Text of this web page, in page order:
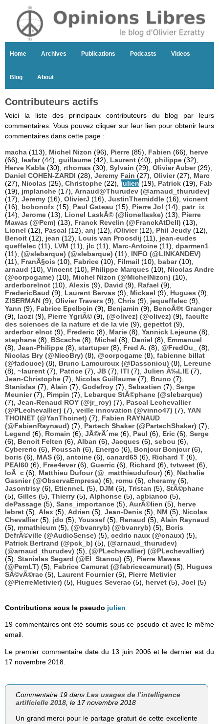
Home Archives Publications Podcasts Videos
Blog About
Contributeurs actifs
Voici la liste des principaux contributeurs du blog par leurs
commentaires. Vous pouvez cliquer sur leur lien pour obtenir leurs
commentaires dans cette page :
macha (113), Michel Nizon (96), Pierre (85), Fabien (66), herve
(66), leafar(44), guillaume (42), Laurent (40), philippe (32),
Herve Kabla (30), rthomas (30), Sylvain (29), Olivier Auber(29),
Daniel COHEN-ZARDI (28), Jeremy Fain (27), Olivier(27), Marc
(27), Nicolas (25), Christophe (22), julien (19), Patrick (19), Fab
(19), jmplanche (17), Arnaud@Thurudev (@arnaud_thurudev)
(17), Jeremy (16), OlivierJ (16), JustinThemiddle (16), vicnent
(16), bobonofx (15), Paul Gateau (15), Pierre Jol (14), patr_ix
(14), Jerome (13), Lionel LaskÃ© (@lionellaske) (13), Pierre
Mawas (@Pem) (13), Franck Revelin (@FranckAtDell) (13),
Lionel (12), Pascal (12), anj (12), /Olivier(12), Phil Jeudy (12),
Benoit (12), jean (12), Louis van Proosdij (11), jean-eudes
queffelec (11), LVM (11), jlc (11), Marc-Antoine (11), dparmen1
(11), (@slebarque) (@slebarque) (11), INFO (@LINKANDEV)
(11), FranÃ§ois (10), Fabrice (10), Filmail (10), babar(10),
arnaud (10), Vincent (10), Philippe Marques (10), Nicolas Andre
(@corpogame) (10), Michel Nizon (@MichelNizon) (10),
arderborelnot (10), Alexis (9), David (9), Rafael (9),
FredericBaud (9), Laurent Bervas (9), Mickael (9), Hugues (9),
ZISERMAN (9), Olivier Travers (9), Chris (9), jequeffelec (9),
Yann (9), Fabrice Epelboin (9), Benjamin (9), BenoÃ®t Granger
(9), laozi (9), Pierre YgriÃ© (9), (@olivez) (@olivez) (9), faculte
des sciences de la nature et de la vie (9), gepettot (9),
arderbor elnot (9), Frederic (8), Marie (8), Yannick Lejeune (8),
stephane (8), BScache (8), Michel (8), Daniel (8), Emmanuel
(8), Jean-Philippe (8), startuper(8), Fred A. (8), @FredOu_
(8),
Nicolas Bry (@NicoBry) (8), @corpogame (8), fabienne billat
(@fadouce) (8), Bruno Lamouroux (@Dassoniou) (8), Lereune
(8), ~laurent (7), Patrice (7), JB (7), ITI (7), Julien Ã‰LIE (7),
Jean-Christophe (7), Nicolas Guillaume (7), Bruno (7),
Stanislas (7), Alain (7), Godefroy (7), Sebastien (7), Serge
Meunier(7), Pimpin (7), Lebarque StÃ©phane (@slebarque)
(7), Jean-Renaud ROY (@jr_roy) (7), Pascal Lechevallier
(@PLechevallier) (7), veille innovation (@vinno47) (7), YAN
THOINET (@YanThoinet) (7), Fabien RAYNAUD
(@FabienRaynaud) (7), Partech Shaker (@PartechShaker) (7),
Legend (6), Romain (6), JÃ©rÃ´me (6), Paul (6), Eric (6), Serge
(6), Benoit Felten (6), Alban (6), Jacques (6), sebou (6),
Cybereric (6), Poussah (6), Energo (6), Bonjour Bonjour(6),
boris (6), MAS (6), antoine (6), canard65 (6), Richard T (6),
PEAI60 (6), Free4ever(6), Guerric (6), Richard (6), tvtweet (6),
loÃ¯c (6), Matthieu Dufour (@_matthieudufour) (6), Nathalie
Gasnier (@ObservaEmpresa) (6), romu (6), cheramy (6),
Jasontrisy (6), EtienneL (5), DJM (5), Tristan (5), StÃ©phane
(5), Gilles (5), Thierry (5), Alphonse (5), apbianco (5),
dePassage (5), Sans_importance (5), AurÃ©lien (5), herve
lebret (5), Alex (5), Adrien (5), Jean-Denis (5), NM (5), Nicolas
Chevallier(5), jdo (5), Youssef (5), Renaud (5), Alain Raynaud
(5), mmathieum (5), (@bvanryb) (@bvanryb) (5), Boris
DefrÃ©ville (@AudioSense) (5), cedric naux (@cnaux) (5),
Patrick Bertrand (@pck_b) (5), (@arnaud_thurudev)
(@arnaud_thurudev) (5), (@PLechevallier) (@PLechevallier)
(5), Stanislas Segard (@El_Stanou) (5), Pierre Mawas
(@PemLT) (5), Fabrice Camurat (@fabricecamurat) (5), Hugues
SÃ©vÃ©rac (5), Laurent Fournier(5), Pierre Metivier
(@PierreMetivier) (5), Hugues Severac (5), hervet (5), Joel (5)
Contributions sous le pseudo julien
19 commentaires ont été soumis sous ce pseudo et avec le même
email.
Le premier commentaire date du 13 juin 2006 et le dernier est du
17 novembre 2018.
Commentaire 19 dansLes usages de l’intelligence
artificielle 2018, le 17 novembre 2018
Un grand merci pour le partage gratuit de cette excellente